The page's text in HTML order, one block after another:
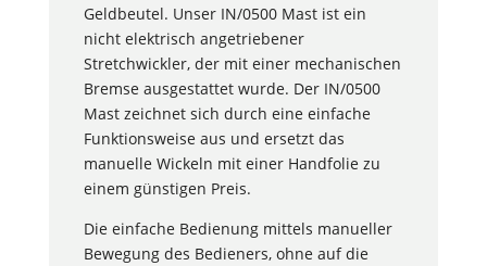
Geldbeutel. Unser IN/0500 Mast ist ein
nicht elektrisch angetriebener
Stretchwickler, der mit einer mechanischen
Bremse ausgestattet wurde. Der IN/0500
Mast zeichnet sich durch eine einfache
Funktionsweise aus und ersetzt das
manuelle Wickeln mit einer Handfolie zu
einem günstigen Preis.
Die einfache Bedienung mittels manueller
Bewegung des Bedieners, ohne auf die